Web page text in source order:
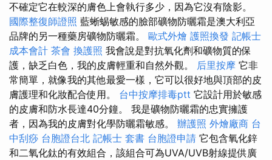
不確定它在較深的膚色上會執行多少，因為它沒有陰影。
國際整復師證照 藍蜥蜴敏感的臉部礦物防曬霜是澳大利亞
品牌的另一種藥房礦物防曬霜。 歐式外燴 護照換發 記帳士
成本會計 茶會 換護照 我會說是對抗氧化劑和礦物質的保
護，缺乏白色，我的皮膚輕重和自然外觀。 后里按摩 它非
常簡單，就像我的其他最愛一樣，它可以很好地與頂部的皮
膚護理和化妝配合使用。 台中按摩排毒ptt 它設計用於敏感
的皮膚和防水長達40分鐘。 我是礦物防曬霜的忠實擁護
者，因為我的皮膚對化學防曬霜敏感。 辦護照 外燴廠商 台
中刮痧 台胞證台北 記帳士 套書 台胞證申請 它包含氧化鋅
和二氧化鈦的有效組合，該組合可為UVA/UVB射線提供廣